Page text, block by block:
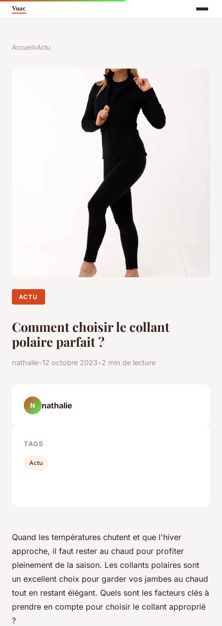
Accueil›Actu
ACTU
Comment choisir le collant
polaire parfait ?
nathalie•12 octobre 2023•2 min de lecture
Quand les températures chutent et que l'hiver
approche, il faut rester au chaud pour profiter
pleinement de la saison. Les collants polaires sont
un excellent choix pour garder vos jambes au chaud
tout en restant élégant. Quels sont les facteurs clés à
prendre en compte pour choisir le collant approprié
?
N nathalie
TAGS
Actu